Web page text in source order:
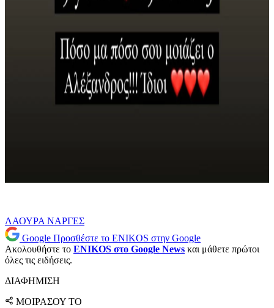
ΛΑΟΥΡΑ ΝΑΡΓΕΣ
Google Προσθέστε το ENIKOS στην Google
Ακολουθήστε το ENIKOS στο Google News και μάθετε πρώτοι
όλες τις ειδήσεις.
ΔΙΑΦΗΜΙΣΗ
ΜΟΙΡΑΣΟΥ ΤΟ